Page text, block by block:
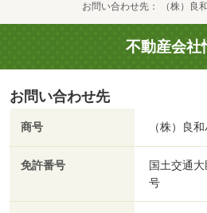
お問い合わせ先 （株）
不動産会社
お問い合わせ先
商号 （株）良
免許番号
国土交通
号